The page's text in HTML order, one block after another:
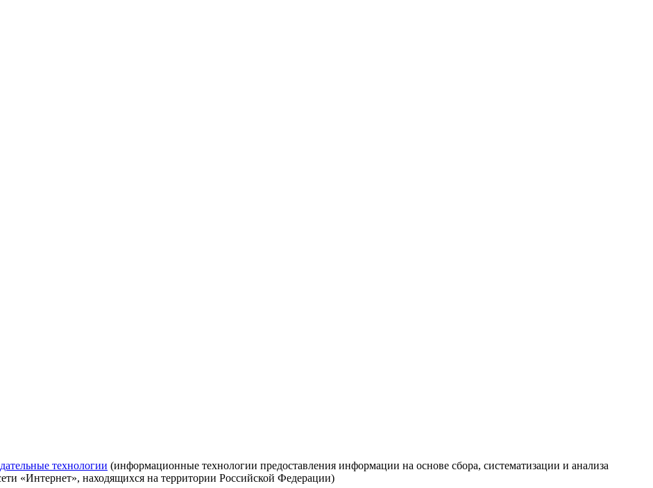
технологии (информационные технологии предоставления информации на основе сбора, систематизации и анализа
«Интернет», находящихся на территории Российской Федерации)